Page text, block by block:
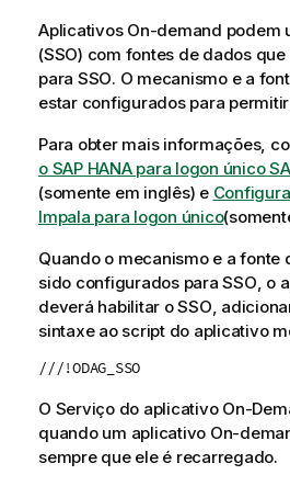
Aplicativos On-demand podem
(SSO) com fontes de dados
para SSO. O mecanismo e a
estar configurados para
Para obter mais informações,
o SAP HANA para logon único
(somente em inglês) e
Impala para logon único
Quando o mecanismo e a fonte
sido configurados paraSSO, o
deverá habilitar oSSO,
sintaxe ao script do aplicativo
///!ODAG_SSO
O Serviço do aplicativo On-
quando um aplicativo On-
sempre que ele é recarregado.